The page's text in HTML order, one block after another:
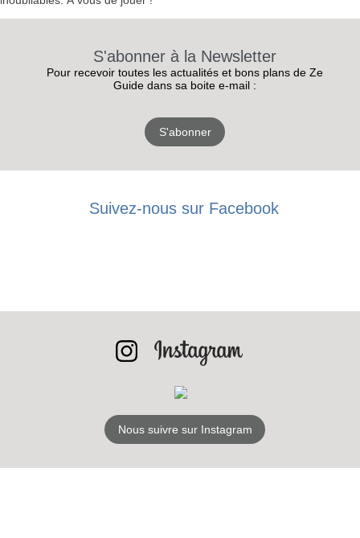
NEWSLETTER
S'abonner à la Newsletter
Pour recevoir toutes les actualités et bons plans de Ze
Guide dans sa boite e-mail :
S'abonner
Suivez-nous sur Facebook
Nous suivre sur Instagram